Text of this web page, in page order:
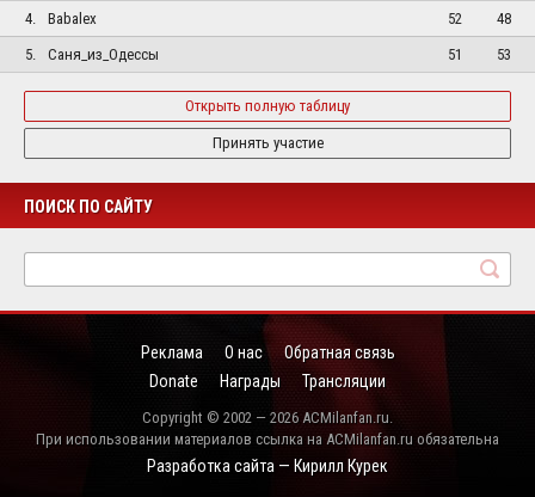
4.
Babalex 52
48
5.
Саня_из_Одессы 51 53
Открыть полную таблицу
Принять участие
ПОИСК ПО САЙТУ
Реклама О нас
Обратная связь
Donate
Награды Трансляции
Copyright © 2002 — 2026 ACMilanfan.ru.
При использовании материалов ссылка на ACMilanfan.ru обязательна
Разработка сайта — Кирилл Курек